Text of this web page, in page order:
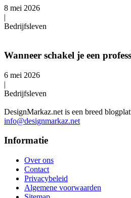
8 mei 2026
|
Bedrijfsleven
Wanneer schakel je een
6 mei 2026
|
Bedrijfsleven
DesignMarkaz.net is een breed
info@designmarkaz.net
Informatie
Over ons
Contact
Privacybeleid
Algemene voorwaarden